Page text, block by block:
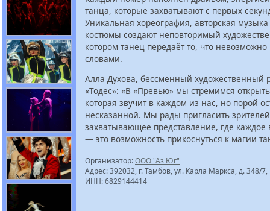
танца, которые захватывают с первых
Уникальная хореография, авторская
костюмы создают неповторимый
котором танец передаёт то, что
словами.
Алла Духова, бессменный художественный
«Тодес»: «В «Превью» мы стремимся
которая звучит в каждом из нас, но порой
несказанной. Мы рады пригласить
захватывающее представление, где каждое
— это возможность прикоснуться к магии
Организатор:ООО "Аз Юг"
Адрес: 392032, г. Тамбов, ул. Карла Маркса, д. 348/
ИНН: 6829144414